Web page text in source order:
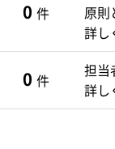
0 件
原則
詳し
0 件
担当
詳し